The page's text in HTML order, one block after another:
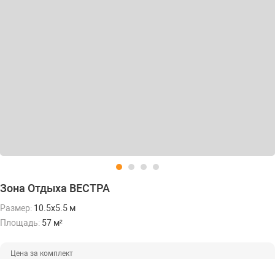
Зона Отдыха ВЕСТРА
Размер: 10.5х5.5 м
Площадь: 57 м²
Цена за комплект